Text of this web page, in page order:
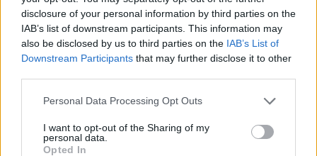
disclosure of your personal information by third parties on the
IAB’s list of downstream participants. This information may
also be disclosed by us to third parties on the IAB’s List of
Downstream Participants that may further disclose it to other
Personal Data Processing Opt Outs
I want to opt-out of the Sharing of my
personal data.
Opted In
Wysoka Wydajność
Uzysk